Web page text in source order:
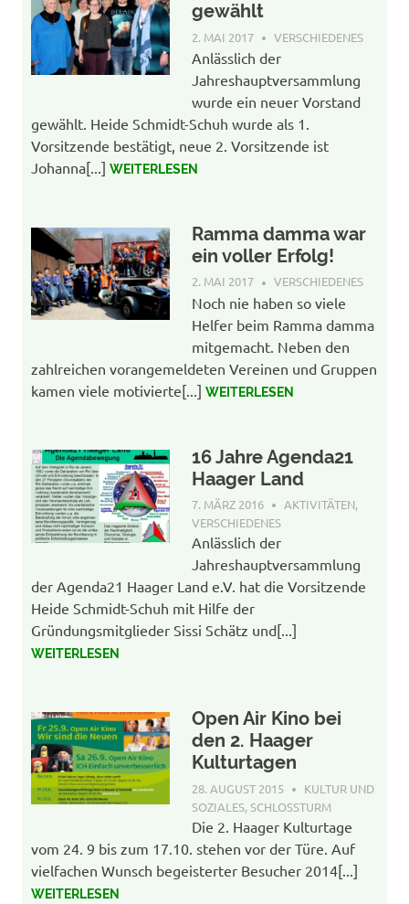
gewählt
2. MAI 2017 AGENDA-WP-ADMIN
VERSCHIEDENES
Anlässlich der
Jahreshauptversammlung
wurde ein neuer Vorstand
gewählt. Heide Schmidt-Schuh wurde als 1.
Vorsitzende bestätigt, neue 2. Vorsitzende ist
Johanna[...] WEITERLESEN
Ramma damma war
ein voller Erfolg!
2. MAI 2017 AGENDA-WP-ADMIN
VERSCHIEDENES
Noch nie haben so viele
Helfer beim Ramma damma
mitgemacht. Neben den
zahlreichen vorangemeldeten Vereinen und Gruppen
kamen viele motivierte[...] WEITERLESEN
16 Jahre Agenda21
Haager Land
7. MÄRZ 2016 AGENDA-WP-ADMIN
AKTIVITÄTEN,
VERSCHIEDENES
Anlässlich der
Jahreshauptversammlung
der Agenda21 Haager Land e.V. hat die Vorsitzende
Heide Schmidt-Schuh mit Hilfe der
Gründungsmitglieder Sissi Schätz und[...]
WEITERLESEN
Open Air Kino bei
den 2. Haager
Kulturtagen
28. AUGUST 2015
AGENDA-WP-
ADMIN
KULTUR UND
SOZIALES,SCHLOSSTURM
Die 2. Haager Kulturtage
vom 24. 9 bis zum 17.10. stehen vor der Türe. Auf
vielfachen Wunsch begeisterter Besucher 2014[...]
WEITERLESEN